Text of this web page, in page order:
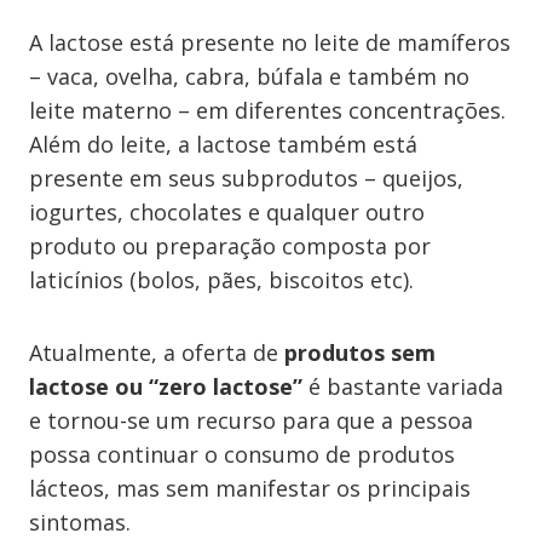
A lactose está presente no leite de mamíferos
– vaca, ovelha, cabra, búfala e também no
leite materno – em diferentes concentrações.
Além do leite, a lactose também está
presente em seus subprodutos – queijos,
iogurtes, chocolates e qualquer outro
produto ou preparação composta por
laticínios (bolos, pães, biscoitos etc).
Atualmente, a oferta de produtos sem
lactose ou “zero lactose” é bastante variada
e tornou-se um recurso para que a pessoa
possa continuar o consumo de produtos
lácteos, mas sem manifestar os principais
sintomas.